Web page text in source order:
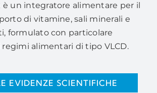
è un integratore alimentare per il
di vitamine, sali minerali e
formulato con particolare
alimentari di tipo VLCD.
EVIDENZE SCIENTIFICHE